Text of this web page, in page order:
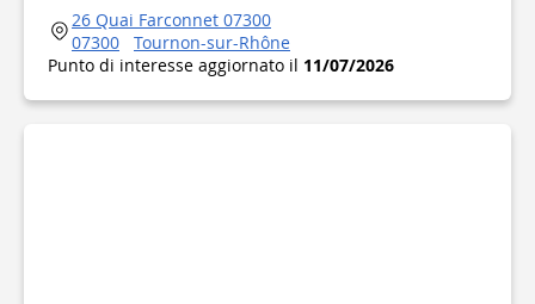
26 Quai Farconnet 07300
07300
Tournon-sur-Rhône
Punto di interesse aggiornato il 11/07/2026